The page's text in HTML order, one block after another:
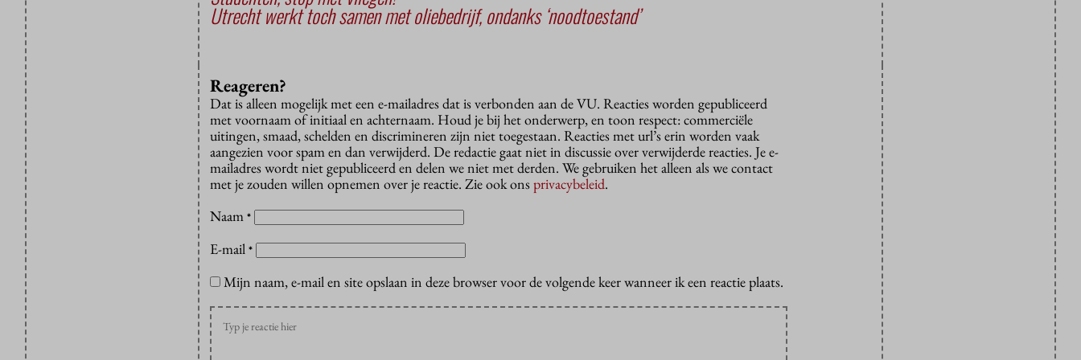
Utrecht werkt toch samen met oliebedrijf, ondanks ‘noodtoestand’
Reageren?
Dat is alleen mogelijk met een e-mailadres dat is verbonden aan de VU. Reacties worden gepubliceerd
met voornaam of initiaal en achternaam. Houd je bij het onderwerp, en toon respect: commerciële
uitingen, smaad, schelden en discrimineren zijn niet toegestaan. Reacties met url’s erin worden vaak
aangezien voor spam en dan verwijderd. De redactie gaat niet in discussie over verwijderde reacties. Je e-
mailadres wordt niet gepubliceerd en delen we niet met derden. We gebruiken het alleen als we contact
met je zouden willen opnemen over je reactie. Zie ook onsprivacybeleid.
Naam *
E-mail *
Mijn naam, e-mail en site opslaan in deze browser voor de volgende keer wanneer ik een reactie plaats.